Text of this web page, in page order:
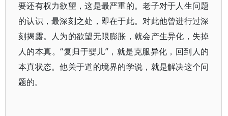
要还有权力欲望，这是最严重的。老子对于人生问题
的认识，最深刻之处，即在于此。对此他曾进行过深
刻揭露。人为的欲望无限膨胀，就会产生异化，失掉
人的本真。“复归于婴儿”，就是克服异化，回到人的
本真状态。他关于道的境界的学说，就是解决这个问
题的。